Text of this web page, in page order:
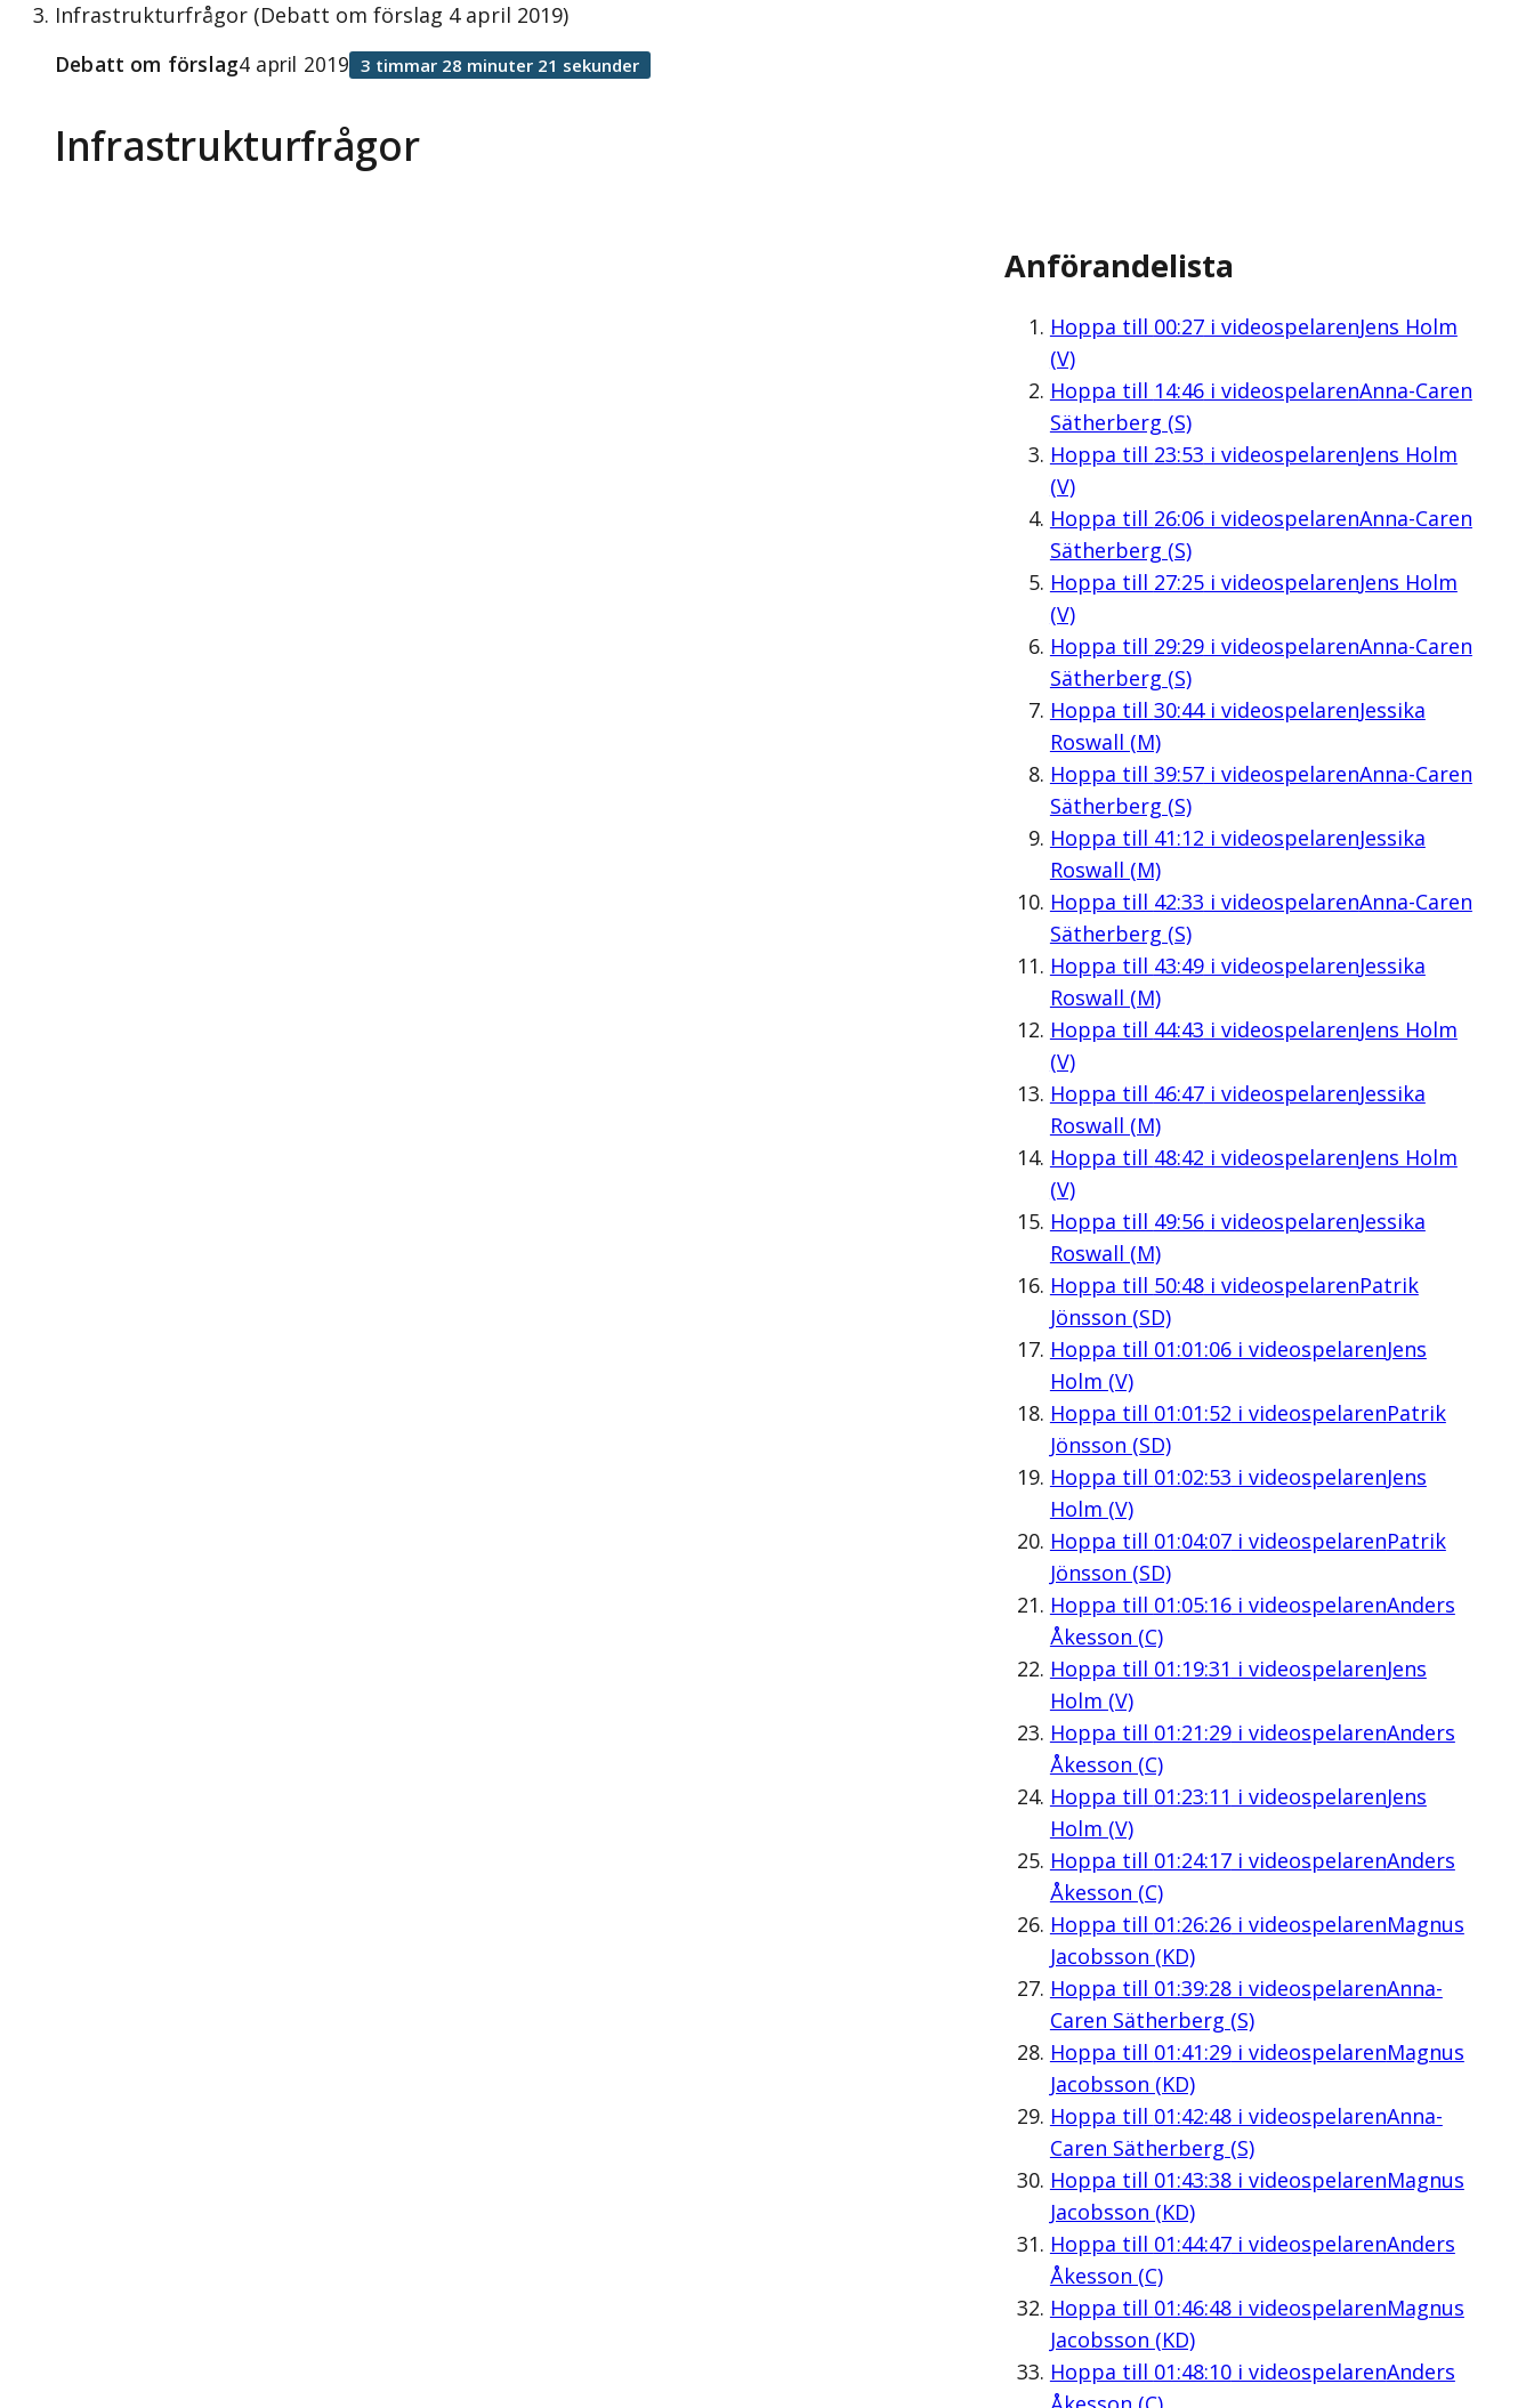
Infrastrukturfrågor (Debatt om förslag 4 april 2019)
Infrastrukturfrågor
Debatt om förslag4 april 2019 3 timmar 28 minuter 21 sekunder
Anförandelista
Hoppa till 00:27i videospelarenJens Holm
(V)
Hoppa till 14:46i videospelarenAnna-Caren
Sätherberg (S)
Hoppa till 23:53 i videospelarenJens Holm
(V)
Hoppa till 26:06i videospelarenAnna-Caren
Sätherberg (S)
Hoppa till 27:25i videospelarenJens Holm
(V)
Hoppa till 29:29i videospelarenAnna-Caren
Sätherberg (S)
Hoppa till 30:44i videospelarenJessika
Roswall (M)
Hoppa till 39:57i videospelarenAnna-Caren
Sätherberg (S)
Hoppa till 41:12 i videospelarenJessika
Roswall (M)
Hoppa till 42:33 i videospelarenAnna-Caren
Sätherberg (S)
Hoppa till 43:49i videospelarenJessika
Roswall (M)
Hoppa till 44:43 i videospelarenJens Holm
(V)
Hoppa till 46:47i videospelarenJessika
Roswall (M)
Hoppa till 48:42 i videospelarenJens Holm
(V)
Hoppa till 49:56i videospelarenJessika
Roswall (M)
Hoppa till 50:48i videospelarenPatrik
Jönsson (SD)
Hoppa till 01:01:06i videospelarenJens
Holm (V)
Hoppa till 01:01:52 i videospelarenPatrik
Jönsson (SD)
Hoppa till 01:02:53 i videospelarenJens
Holm (V)
Hoppa till 01:04:07i videospelarenPatrik
Jönsson (SD)
Hoppa till 01:05:16i videospelarenAnders
Åkesson (C)
Hoppa till 01:19:31 i videospelarenJens
Holm (V)
Hoppa till 01:21:29i videospelarenAnders
Åkesson (C)
Hoppa till 01:23:11 i videospelarenJens
Holm (V)
Hoppa till 01:24:17i videospelarenAnders
Åkesson (C)
Hoppa till 01:26:26i videospelarenMagnus
Jacobsson (KD)
Hoppa till 01:39:28i videospelarenAnna-
Caren Sätherberg (S)
Hoppa till 01:41:29i videospelarenMagnus
Jacobsson (KD)
Hoppa till 01:42:48i videospelarenAnna-
Caren Sätherberg (S)
Hoppa till 01:43:38i videospelarenMagnus
Jacobsson (KD)
Hoppa till 01:44:47i videospelarenAnders
Åkesson (C)
Hoppa till 01:46:48i videospelarenMagnus
Jacobsson (KD)
Hoppa till 01:48:10i videospelarenAnders